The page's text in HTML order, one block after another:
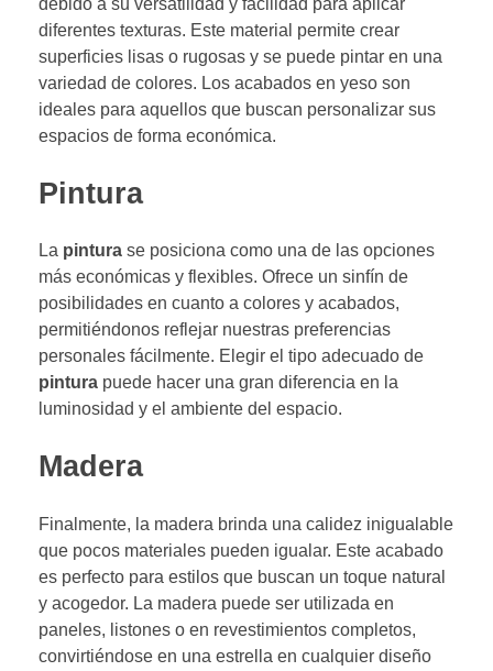
debido a su versatilidad y facilidad para aplicar
diferentes texturas. Este material permite crear
superficies lisas o rugosas y se puede pintar en una
variedad de colores. Los acabados en yeso son
ideales para aquellos que buscan personalizar sus
espacios de forma económica.
Pintura
La pintura se posiciona como una de las opciones
más económicas y flexibles. Ofrece un sinfín de
posibilidades en cuanto a colores y acabados,
permitiéndonos reflejar nuestras preferencias
personales fácilmente. Elegir el tipo adecuado de
pintura puede hacer una gran diferencia en la
luminosidad y el ambiente del espacio.
Madera
Finalmente, la madera brinda una calidez inigualable
que pocos materiales pueden igualar. Este acabado
es perfecto para estilos que buscan un toque natural
y acogedor. La madera puede ser utilizada en
paneles, listones o en revestimientos completos,
convirtiéndose en una estrella en cualquier diseño